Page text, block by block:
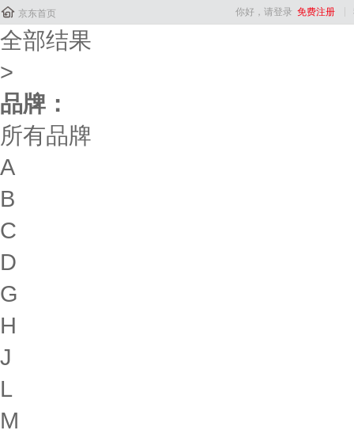
 京东首页 你好，请登录 免费注册
全部结果
>
品牌：
所有品牌
A
B
C
D
G
H
J
L
M